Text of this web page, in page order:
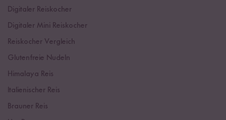
Digitaler Reiskocher
Digitaler Mini Reiskocher
Reiskocher Vergleich
Glutenfreie Nudeln
Himalaya Reis
Italienischer Reis
Brauner Reis